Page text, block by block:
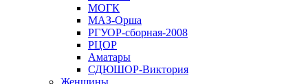
МОГК
МАЗ-Орша
РГУОР-сборная-2008
РЦОР
Аматары
СДЮШОР-Виктория
Женщины